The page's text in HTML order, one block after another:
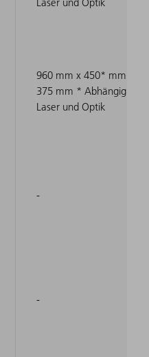
960 mm x 450* mm x
375 mm * Abhängig von
Laser und Optik
-
-